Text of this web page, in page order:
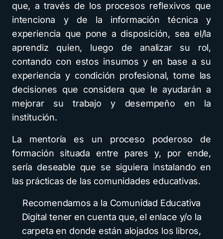
que, a través de los procesos reflexivos que
intenciona y de la información técnica y
experiencia que pone a disposición, sea el/la
aprendiz quien, luego de analizar su rol,
contando con estos insumos y en base a su
experiencia y condición profesional, tome las
decisiones que considera que le ayudarán a
mejorar su trabajo y desempeño en la
institución.
La mentoría es un proceso poderoso de
formación situada entre pares y, por ende,
sería deseable que se siguiera instalando en
las prácticas de las comunidades educativas.
Recomendamos a la Comunidad Educativa
Digital tener en cuenta que, el enlace y/o la
carpeta en donde están alojados los libros,